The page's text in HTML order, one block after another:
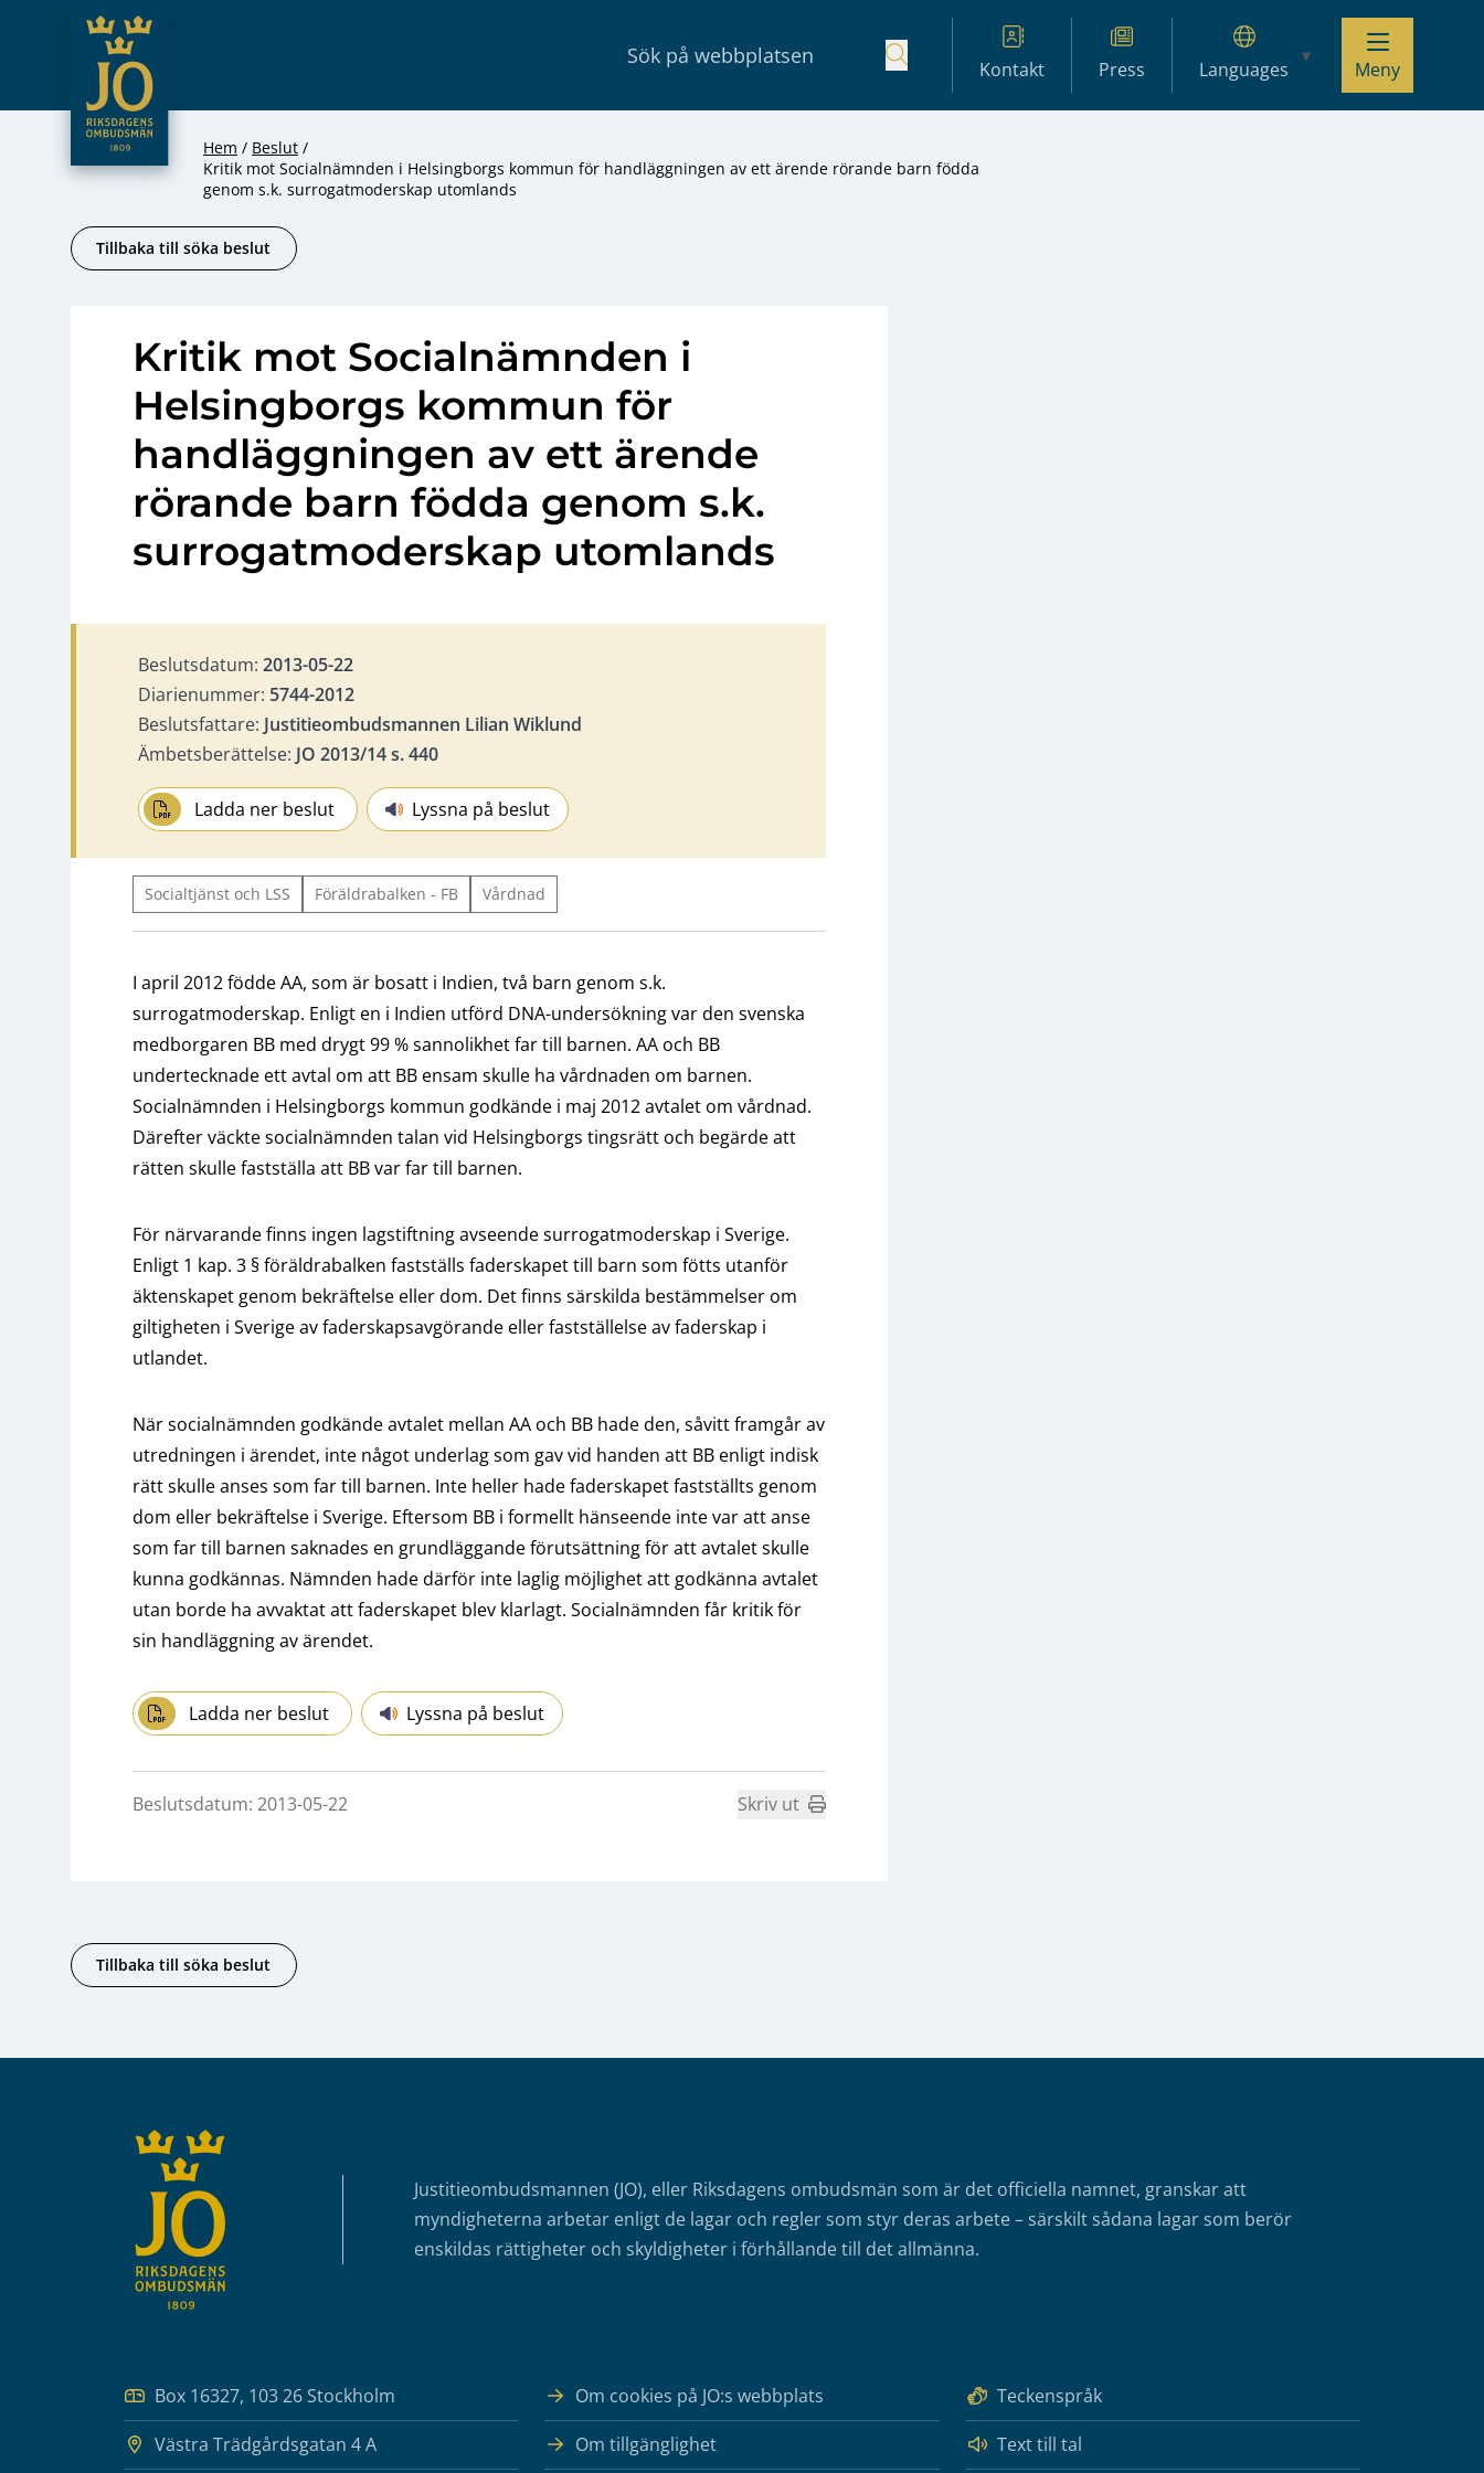
Hoppa till innehåll
JO – Riksdagens Ombudsmän
Kontakt Press Languages Meny
Hem
Beslut
Kritik mot Socialnämnden i Helsingborgs kommun för handläggningen av ett ärende rörande barn födda
genom s.k. surrogatmoderskap utomlands
Tillbaka till söka beslut
Kritik mot Socialnämnden i
Helsingborgs kommun för
handläggningen av ett ärende
rörande barn födda genom s.k.
surrogatmoderskap utomlands
Beslutsdatum: 2013-05-22
Diarienummer: 5744-2012
Beslutsfattare: Justitieombudsmannen Lilian Wiklund
Ämbetsberättelse: JO 2013/14 s. 440
Ladda ner beslut Lyssna på beslut
Socialtjänst och LSS Föräldrabalken - FB Vårdnad
I april 2012 födde AA, som är bosatt i Indien, två barn genom s.k.
surrogatmoderskap. Enligt en i Indien utförd DNA-undersökning var den svenska
medborgaren BB med drygt 99 % sannolikhet far till barnen. AA och BB
undertecknade ett avtal om att BB ensam skulle ha vårdnaden om barnen.
Socialnämnden i Helsingborgs kommun godkände i maj 2012 avtalet om vårdnad.
Därefter väckte socialnämnden talan vid Helsingborgs tingsrätt och begärde att
rätten skulle fastställa att BB var far till barnen.
För närvarande finns ingen lagstiftning avseende surrogatmoderskap i Sverige.
Enligt 1 kap. 3 § föräldrabalken fastställs faderskapet till barn som fötts utanför
äktenskapet genom bekräftelse eller dom. Det finns särskilda bestämmelser om
giltigheten i Sverige av faderskapsavgörande eller fastställelse av faderskap i
utlandet.
När socialnämnden godkände avtalet mellan AA och BB hade den, såvitt framgår av
utredningen i ärendet, inte något underlag som gav vid handen att BB enligt indisk
rätt skulle anses som far till barnen. Inte heller hade faderskapet fastställts genom
dom eller bekräftelse i Sverige. Eftersom BB i formellt hänseende inte var att anse
som far till barnen saknades en grundläggande förutsättning för att avtalet skulle
kunna godkännas. Nämnden hade därför inte laglig möjlighet att godkänna avtalet
utan borde ha avvaktat att faderskapet blev klarlagt. Socialnämnden får kritik för
sin handläggning av ärendet.
Ladda ner beslut Lyssna på beslut
Beslutsdatum: 2013-05-22 Skriv ut
Tillbaka till söka beslut
Justitieombudsmannen (JO), eller Riksdagens ombudsmän som är det officiella namnet, granskar att
myndigheterna arbetar enligt de lagar och regler som styr deras arbete – särskilt sådana lagar som berör
enskildas rättigheter och skyldigheter i förhållande till det allmänna.
Box 16327, 103 26 Stockholm
Västra Trädgårdsgatan 4 A
Om cookies på JO:s webbplats
Teckenspråk
Om tillgänglighet
Text till tal